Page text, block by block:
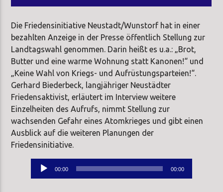
Die Friedensinitiative Neustadt/Wunstorf hat in einer
bezahlten Anzeige in der Presse öffentlich Stellung zur
Landtagswahl genommen. Darin heißt es u.a.: „Brot,
Butter und eine warme Wohnung statt Kanonen!“ und
„Keine Wahl von Kriegs- und Aufrüstungsparteien!“.
Gerhard Biederbeck, langjähriger Neustädter
Friedensaktivist, erläutert im Interview weitere
Einzelheiten des Aufrufs, nimmt Stellung zur
wachsenden Gefahr eines Atomkrieges und gibt einen
Ausblick auf die weiteren Planungen der
Friedensinitiative.
Audio-
00:00 00:00